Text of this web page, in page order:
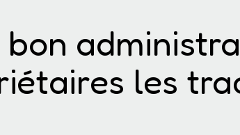
les